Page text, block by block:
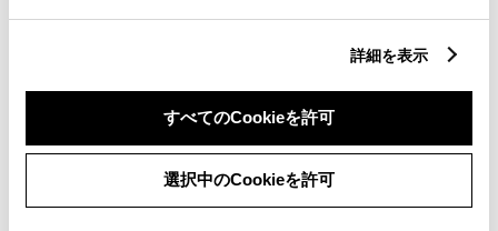
詳細を表示
すべてのCookieを許可
選択中のCookieを許可
チャットでのお問い合わせはお待たせ